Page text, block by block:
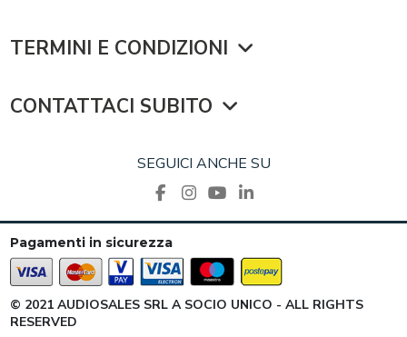
TERMINI E CONDIZIONI
CONTATTACI SUBITO
SEGUICI ANCHE SU
Pagamenti in sicurezza
© 2021 AUDIOSALES SRL A SOCIO UNICO - ALL RIGHTS
RESERVED